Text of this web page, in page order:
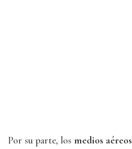
Por su parte, los medios aéreos